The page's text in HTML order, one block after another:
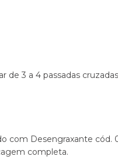
3 a 4 passadas
com Desengraxante cód.
completa.